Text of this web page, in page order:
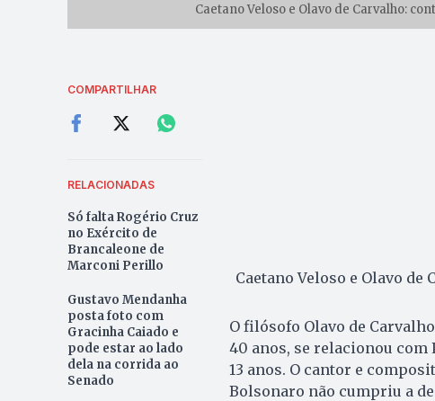
Caetano Veloso e Olavo de Carvalho:
COMPARTILHAR
RELACIONADAS
Só falta Rogério Cruz
no Exército de
Brancaleone de
Marconi Perillo
Gustavo Mendanha
posta foto com
Gracinha Caiado e
pode estar ao lado
dela na corrida ao
Senado
Caetano Veloso e Olavo
O filósofo Olavo de
40 anos, se relacionou com
13 anos. O cantor e
Bolsonaro não cumpriu a